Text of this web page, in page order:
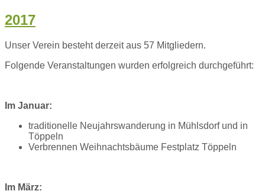
2017
Unser Verein besteht derzeit aus 57 Mitgliedern.
Folgende Veranstaltungen wurden erfolgreich durchgeführt:
Im Januar:
traditionelle Neujahrswanderung in Mühlsdorf und in
Töppeln
Verbrennen Weihnachtsbäume Festplatz Töppeln
Im März: